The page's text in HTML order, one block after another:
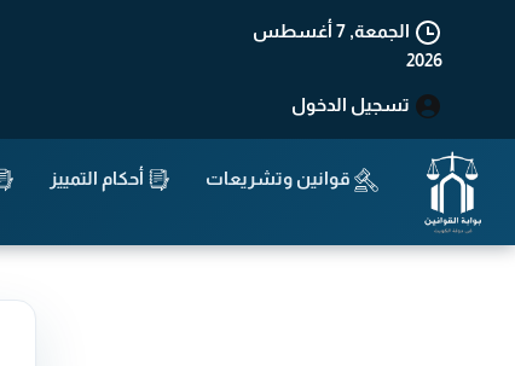
الجمعة, 7 أغسطس
2026
تسجيل الدخول
قوانين وتشريعات أحكام التمييز